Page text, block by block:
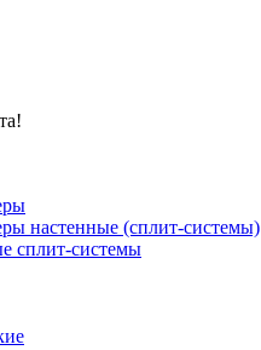
настенные (сплит-системы)
сплит-системы